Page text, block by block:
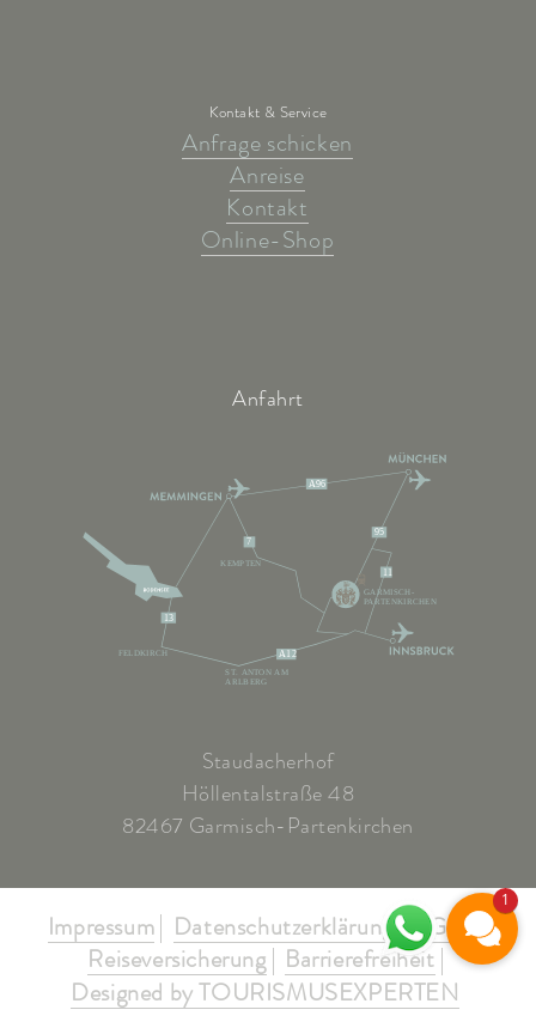
Kontakt & Service
Anfrage schicken
Anreise
Kontakt
Online-Shop
Anfahrt
A96
95
11
7
A12
13
KEMPTEN
ST. ANTON AM
ARLBERG
FELDKIRCH
GARMISCH-
PARTENKIRCHEN
Staudacherhof
Höllentalstraße 48
82467 Garmisch-Partenkirchen
Impressum Datenschutzerklärung
AGB's
Reiseversicherung
Barrierefreiheit
Designed by TOURISMUSEXPERTEN
1